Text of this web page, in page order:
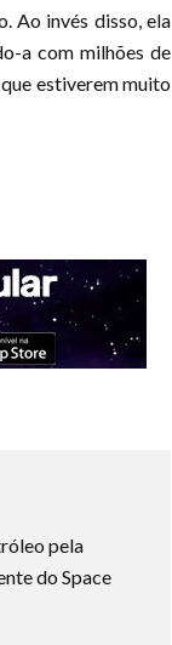
Ao invés disso, ela
a com milhões de
estiverem muito
pela
do Space